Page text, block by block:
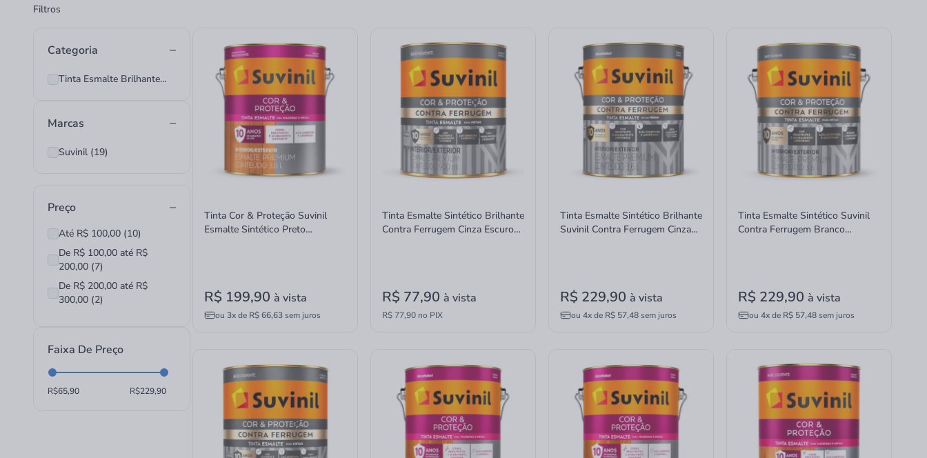
Filtros
Categoria
Tinta Esmalte Brilhante (19)
Marcas
Suvinil (19)
Preço
Até R$ 100,00 (10)
De R$ 100,00 até R$
200,00 (7)
De R$ 200,00 até R$
300,00 (2)
Faixa De Preço
R$ R$
Tinta Cor & Proteção Suvinil
Esmalte Sintético Preto
R$ 199,90 à vista
ou 3xde R$ 66,63sem juros
Tinta Esmalte Sintético Brilhante
Contra Ferrugem Cinza Escuro
R$ 77,90 à vista
R$ 77,90 no PIX
Tinta Esmalte Sintético Brilhante
Suvinil Contra Ferrugem Cinza
R$ 229,90 à vista
ou 4xde R$ 57,48sem juros
Tinta Esmalte Sintético Suvinil
Contra Ferrugem Branco
R$ 229,90 à vista
ou 4xde R$ 57,48sem juros